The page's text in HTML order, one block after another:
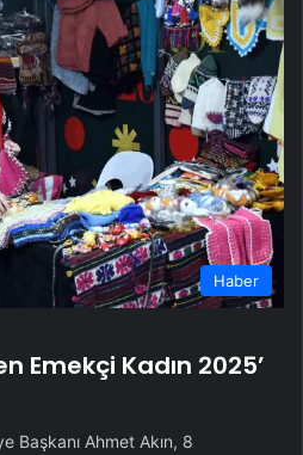
Haber
Emekçi Kadın 2025’
Başkanı Ahmet Akın, 8